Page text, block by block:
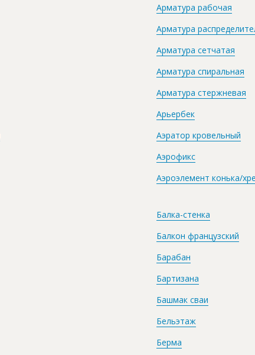
Арматура рабочая
Арматура
Арматура сетчатая
Арматура спиральная
Арматура стержневая
Арьербек
Аэратор кровельный
Аэрофикс
Аэроэлемент конька/
Балка-стенка
Балкон французский
Барабан
Бартизана
Башмак сваи
Бельэтаж
Берма